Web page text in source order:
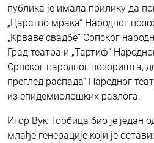
публика је имала прилику да
„Царство мрака“ Народног
„Kрваве свадбе“ Српског
Град театра и „Тартиф“
Српског народног позоришта,
преглед распада“ Народног
из епидемиолошких разлога.
Игор Вук Торбица био је један
млађе генерације који је